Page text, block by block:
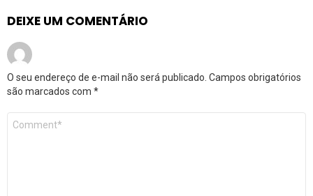
DEIXE UM COMENTÁRIO
O seu endereço de e-mail não será publicado. Campos obrigatórios
são marcados com *
Comentário